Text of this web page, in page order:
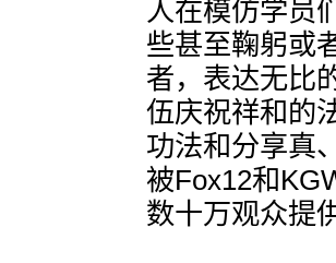
人在模仿学员
些甚至鞠躬或
者，表达无比
伍庆祝祥和的
功法和分享真
被Fox12和
数十万观众提